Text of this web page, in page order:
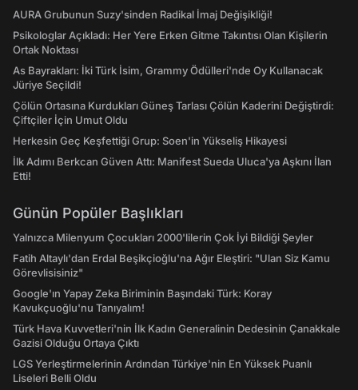
AURA Grubunun Suzy'sinden Radikal İmaj Değişikliği!
Psikologlar Açıkladı: Her Yere Erken Gitme Takıntısı Olan Kişilerin
Ortak Noktası
As Bayrakları: İki Türk İsim, Grammy Ödülleri'nde Oy Kullanacak
Jüriye Seçildi!
Çölün Ortasına Kurdukları Güneş Tarlası Çölün Kaderini Değiştirdi:
Çiftçiler İçin Umut Oldu
Herkesin Geç Keşfettiği Grup: Soen'in Yükseliş Hikayesi
İlk Adımı Berkcan Güven Attı: Manifest Sueda Uluca'ya Aşkını İlan
Etti!
Günün Popüler Başlıkları
Yalnızca Milenyum Çocukları 2000'lilerin Çok İyi Bildiği Şeyler
Fatih Altaylı'dan Erdal Beşikçioğlu'na Ağır Eleştiri: "Ulan Siz Kamu
Görevlisisiniz"
Google'ın Yapay Zeka Biriminin Başındaki Türk: Koray
Kavukçuoğlu'nu Tanıyalım!
Türk Hava Kuvvetleri'nin İlk Kadın Generalinin Dedesinin Çanakkale
Gazisi Olduğu Ortaya Çıktı
LGS Yerleştirmelerinin Ardından Türkiye'nin En Yüksek Puanlı
Liseleri Belli Oldu